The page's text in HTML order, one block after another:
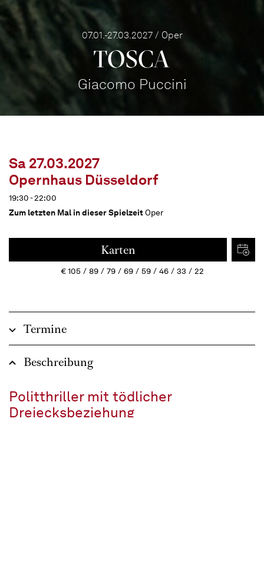
07.01.-27.03.2027 / Oper
TOSCA
Giacomo Puccini
Sa 27.03.2027
Opernhaus Düsseldorf
19:30 - 22:00
Zum letzten Mal in dieser SpielzeitOper
Karten
€105 89 79 69 59 46 33 22
Termine
Beschreibung
Politthriller mit tödlicher
Dreiecksbeziehung